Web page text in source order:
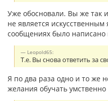
Уже обосновали. Вы же так
не является
сообщениях было
Leopold65:
Т.е. Вы снова ответить за
Я по два раза одно и то же
желания обучать умственно